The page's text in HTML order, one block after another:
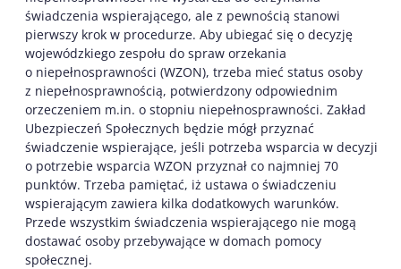
świadczenia wspierającego, ale z pewnością stanowi
pierwszy krok w procedurze. Aby ubiegać się o decyzję
wojewódzkiego zespołu do spraw orzekania
o niepełnosprawności (WZON), trzeba mieć status osoby
z niepełnosprawnością, potwierdzony odpowiednim
orzeczeniem m.in. o stopniu niepełnosprawności. Zakład
Ubezpieczeń Społecznych będzie mógł przyznać
świadczenie wspierające, jeśli potrzeba wsparcia w decyzji
o potrzebie wsparcia WZON przyznał co najmniej 70
punktów. Trzeba pamiętać, iż ustawa o świadczeniu
wspierającym zawiera kilka dodatkowych warunków.
Przede wszystkim świadczenia wspierającego nie mogą
dostawać osoby przebywające w domach pomocy
społecznej.